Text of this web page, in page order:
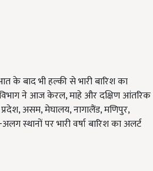
बाद भी हल्की से भारी बारिश का
विभाग ने आज केरल, माहे और दक्षिण आंतरिक
असम, मेघालय, नागालैंड, मणिपुर,
स्थानों पर भारी वर्षा बारिश का अलर्ट